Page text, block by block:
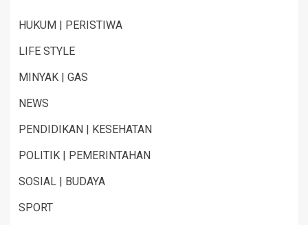
HUKUM | PERISTIWA
LIFE STYLE
MINYAK | GAS
NEWS
PENDIDIKAN | KESEHATAN
POLITIK | PEMERINTAHAN
SOSIAL | BUDAYA
SPORT